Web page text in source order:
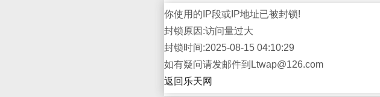
你使用的IP段或IP地址已被封锁!
封锁原因:访问量过大
封锁时间:2025-08-15 04:10:29
如有疑问请发邮件到Ltwap@126.com
返回乐天网